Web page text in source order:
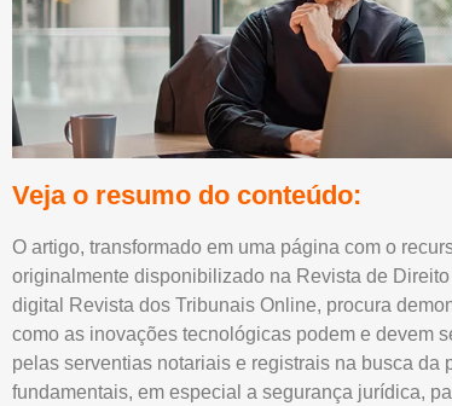
Veja o resumo do conteúdo:
O artigo, transformado em uma página com o
originalmente disponibilizado na Revista de
digital Revista dos Tribunais Online, procura
como as inovações tecnológicas podem e devem
pelas serventias notariais e registrais na busca da
fundamentais, em especial a segurança jurídica,